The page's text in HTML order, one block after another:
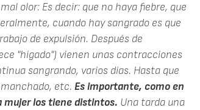
olor: Es decir: que no haya fiebre, que
cuando hay sangrado es que
de expulsión. Después de
"hígado") vienen unas contracciones
sangrando, varios días. Hasta que
etc. Es importante, como en
mujer los tiene distintos. Una tarda una